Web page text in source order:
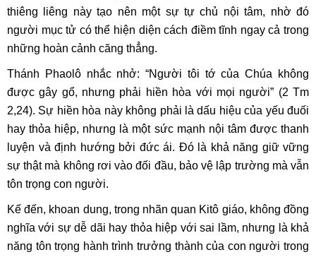
thiêng liêng này tạo nên một sự tự chủ nội tâm, nhờ đó
người mục tử có thể hiện diện cách điềm tĩnh ngay cả trong
những hoàn cảnh căng thẳng.
Thánh Phaolô nhắc nhở: “Người tôi tớ của Chúa không
được gây gổ, nhưng phải hiền hòa với mọi người” (2 Tm
2,24). Sự hiền hòa này không phải là dấu hiệu của yếu đuối
hay thỏa hiệp, nhưng là một sức mạnh nội tâm được thanh
luyện và định hướng bởi đức ái. Đó là khả năng giữ vững
sự thật mà không rơi vào đối đầu, bảo vệ lập trường mà vẫn
tôn trọng con người.
Kế đến, khoan dung, trong nhãn quan Kitô giáo, không đồng
nghĩa với sự dễ dãi hay thỏa hiệp với sai lầm, nhưng là khả
năng tôn trọng hành trình trưởng thành của con người trong